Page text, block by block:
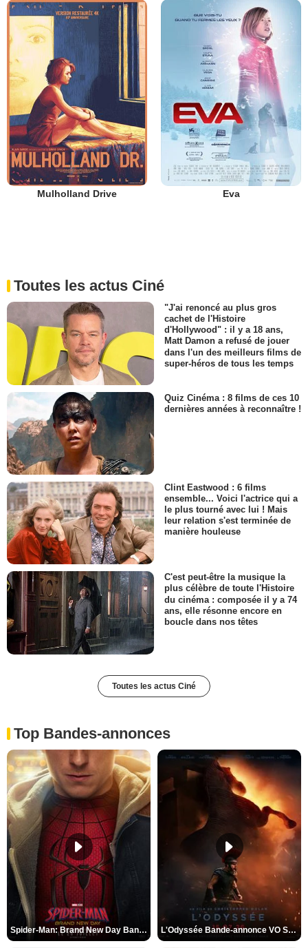
Mulholland Drive Eva
Toutes les actus Ciné
"J'ai renoncé au plus gros
cachet de l'Histoire
d'Hollywood" : il y a 18 ans,
Matt Damon a refusé de jouer
dans l'un des meilleurs films de
super-héros de tous les temps
Quiz Cinéma : 8 films de ces 10
dernières années à reconnaître !
Clint Eastwood : 6 films
ensemble... Voici l'actrice qui a
le plus tourné avec lui ! Mais
leur relation s'est terminée de
manière houleuse
C'est peut-être la musique la
plus célèbre de toute l'Histoire
du cinéma : composée il y a 74
ans, elle résonne encore en
boucle dans nos têtes
Toutes les actus Ciné
Top Bandes-annonces
Spider-Man: Brand New Day Bande-annonce VO STFR L'Odyssée Bande-annonce VO STFR